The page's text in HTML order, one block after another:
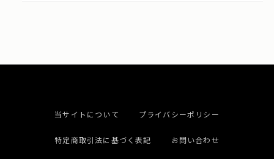
当サイトについて プライバシーポリシー
特定商取引法に基づく表記 お問い合わせ